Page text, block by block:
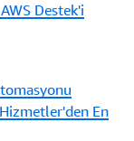
Destek'i
En